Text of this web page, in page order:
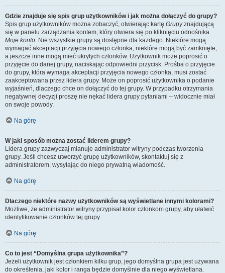
Gdzie znajduje się spis grup użytkowników i jak można dołączyć do grupy?
Spis grup użytkowników można zobaczyć, otwierając kartę Grupyznajdującą
się w panelu zarządzania kontem, który otwiera się po kliknięciu odnośnika
Moje konto. Nie wszystkie grupy są dostępne dla każdego. Niektóre mogą
wymagać akceptacji przyjęcia nowego członka, niektóre mogą być zamknięte,
a jeszcze inne mogą mieć ukrytych członków. Użytkownik może poprosić o
przyjęcie do danej grupy, naciskając odpowiedni przycisk. Prośba o przyjęcie
do grupy, która wymaga akceptacji przyjęcia nowego członka, musi zostać
zaakceptowana przez lidera grupy. Może on poprosić użytkownika o podanie
wyjaśnień, dlaczego chce on dołączyć do tej grupy. W przypadku otrzymania
negatywnej decyzji proszę nie nękać lidera grupy pytaniami – widocznie miał
on swoje powody.
Na górę
W jaki sposób można zostać liderem grupy?
Lidera grupy zazwyczaj mianuje administrator witryny podczas tworzenia
grupy. Jeśli chcesz utworzyć grupę użytkowników, skontaktuj się z
administratorem, wysyłając do niego prywatną wiadomość.
Na górę
Dlaczego niektóre nazwy użytkowników są wyświetlane innymi kolorami?
Możliwe, że administrator witryny przypisał kolor członkom grupy, aby ułatwić
identyfikowanie członków tej grupy.
Na górę
Co to jest “Domyślna grupa użytkownika”?
Jeżeli użytkownik jest członkiem kilku grup, jego domyślna grupa jest używana
do określenia, jaki kolor i ranga będzie domyślnie dla niego wyświetlana.